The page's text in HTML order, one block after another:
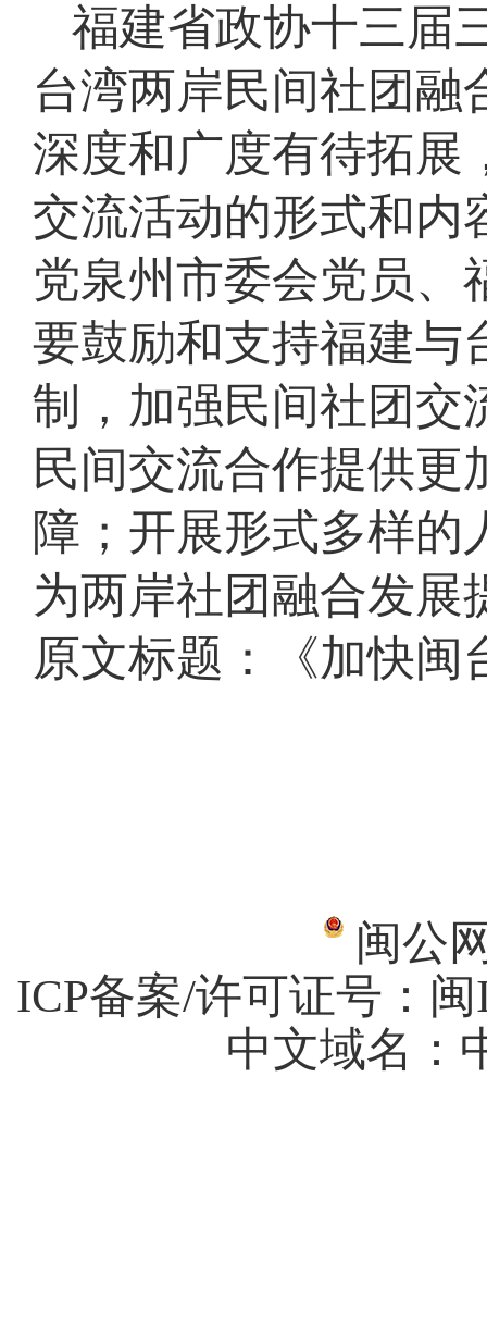
福建省政协十三届
台湾两岸民间社团融
深度和广度有待拓展
交流活动的形式和内
党泉州市委会党员、
要鼓励和支持福建与
制，加强民间社团交
民间交流合作提供
障；开展形式多样的
为两岸社团融合发展
原文标题：《加快闽
闽公
ICP备案/许可证号： 闽
中文域名：